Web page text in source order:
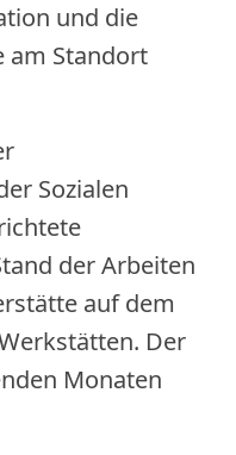
und die
am Standort
Sozialen
der Arbeiten
auf dem
Der
Monaten